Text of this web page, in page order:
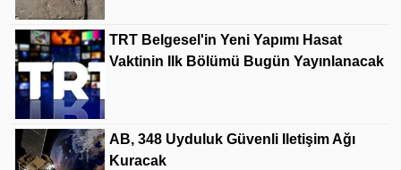
TRT Belgesel'in Yeni Yapımı Hasat
Vaktinin Ilk Bölümü Bugün Yayınlanacak
AB, 348 Uyduluk Güvenli Iletişim Ağı
Kuracak